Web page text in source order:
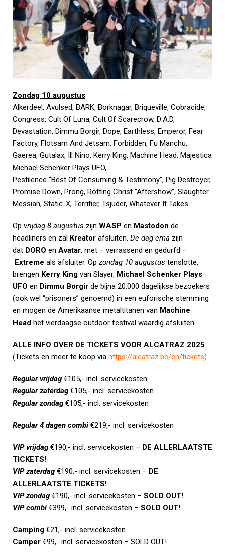
Zondag 10 augustus
Alkerdeel, Avulsed, BARK, Borknagar, Briqueville, Cobracide,
Congress, Cult Of Luna, Cult Of Scarecrow, D:A:D,
Devastation, Dimmu Borgir, Dope, Earthless, Emperor, Fear
Factory, Flotsam And Jetsam, Forbidden, Fu Manchu,
Gaerea, Gutalax, Ill Nino, Kerry King, Machine Head, Majestica
Michael Schenker Plays UFO,
Pestilence “Best Of Consuming & Testimony”, Pig Destroyer,
Promise Down, Prong, Rotting Christ “Aftershow”, Slaughter
Messiah, Static-X, Terrifier, Tsjuder, Whatever It Takes.
Op vrijdag 8 augustus zijn WASP en Mastodon de
headliners en zal Kreator afsluiten. De dag erna zijn
dat DORO en Avatar, met – verrassend en gedurfd –
Extreme als afsluiter. Op zondag 10 augustus tenslotte,
brengen Kerry King van Slayer, Michael Schenker Plays
UFO en Dimmu Borgir de bijna 20.000 dagelijkse bezoekers
(ook wel “prisoners” genoemd) in een euforische stemming
en mogen de Amerikaanse metaltitanen van Machine
Head het vierdaagse outdoor festival waardig afsluiten.
ALLE INFO OVER DE TICKETS VOOR ALCATRAZ 2025
(Tickets en meer te koop via https://alcatraz.be/en/tickets)
Regular vrijdag €105,- incl. servicekosten
Regular zaterdag €105,- incl. servicekosten
Regular zondag €105,- incl. servicekosten
Regular 4 dagen combi €219,- incl. servicekosten
VIP vrijdag €190,- incl. servicekosten – DE ALLERLAATSTE
TICKETS!
VIP zaterdag €190,- incl. servicekosten – DE
ALLERLAATSTE TICKETS!
VIP zondag €190,- incl. servicekosten – SOLD OUT!
VIP combi €399,- incl. servicekosten – SOLD OUT!
Camping €21,- incl. servicekosten
Camper €99,- incl. servicekosten – SOLD OUT!